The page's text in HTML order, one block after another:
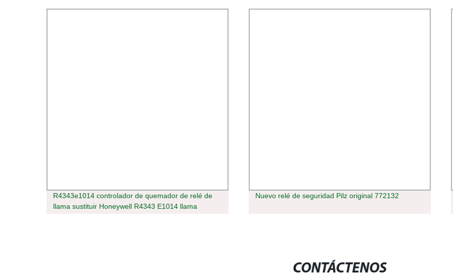
R4343e1014 controlador de quemador de relé de
llama sustituir Honeywell R4343 E1014 llama
Nuevo relé de seguridad Pilz original 772132
CONTÁCTENOS